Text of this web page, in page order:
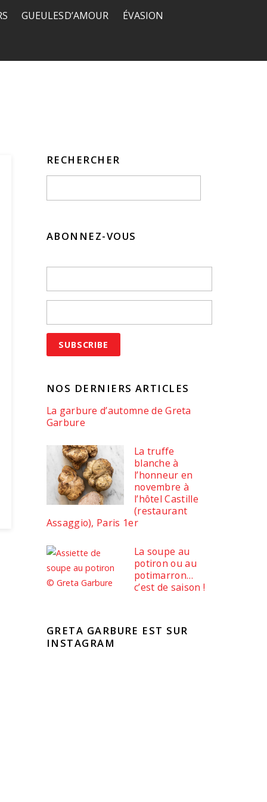
GUEULES D’AMOUR ÉVASION
RECHERCHER
ABONNEZ-VOUS
NOS DERNIERS ARTICLES
La garbure d’automne de Greta
Garbure
La truffe
blanche à
l’honneur en
novembre à
l’hôtel Castille
(restaurant
Assaggio), Paris 1er
La soupe au
potiron ou au
potimarron…
c’est de saison !
GRETA GARBURE EST SUR
INSTAGRAM